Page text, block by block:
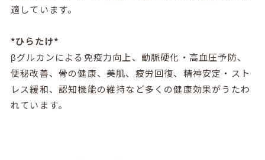
適しています。
*ひらたけ*
βグルカンによる免疫力向上、動脈硬化・高血圧予防、
便秘改善、骨の健康、美肌、疲労回復、精神安定・スト
レス緩和、認知機能の維持など多くの健康効果がうたわ
れています。